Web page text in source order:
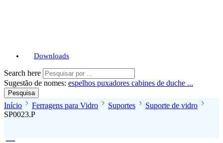
Downloads
Search here
Sugestão de nomes: espelhos puxadores cabines de duche ...
Pesquisa
Início Ferragens para Vidro Suportes
Suporte de vidro
SP0023.P